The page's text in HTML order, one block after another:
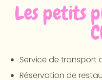
Les petits
Service de transport
Réservation de